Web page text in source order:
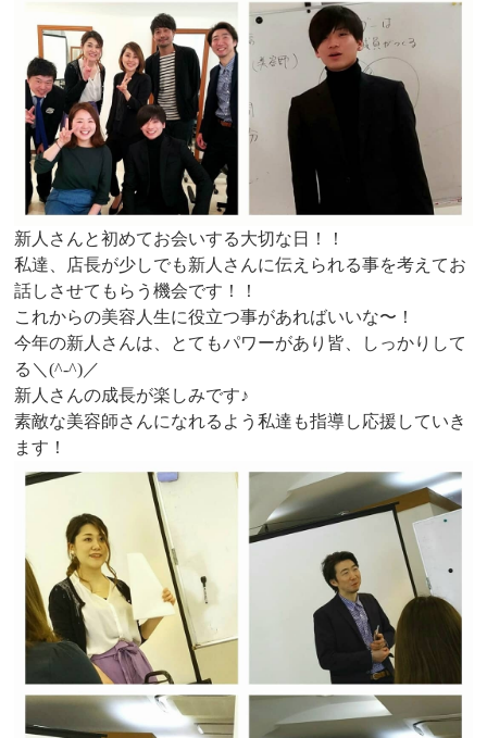
新人さんと初めてお会いする大切な日！！
私達、店長が少しでも新人さんに伝えられる事を考えてお
話しさせてもらう機会です！！
これからの美容人生に役立つ事があればいいな〜！
今年の新人さんは、とてもパワーがあり皆、しっかりして
る＼(^-^)／
新人さんの成長が楽しみです♪
素敵な美容師さんになれるよう私達も指導し応援していき
ます！